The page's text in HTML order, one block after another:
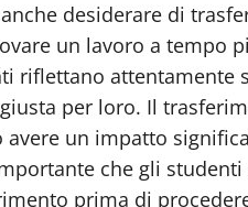
desiderare di
un lavoro a tempo
riflettano attentamente
per loro. Il
un impatto
che gli
prima di